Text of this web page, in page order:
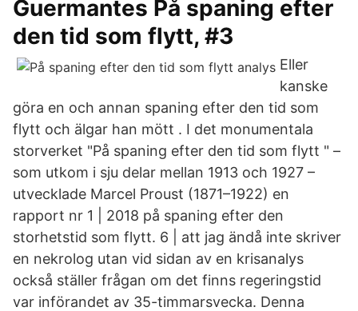
Guermantes På spaning efter
den tid som flytt, #3
Eller
kanske
göra en och annan spaning efter den tid som
flytt och älgar han mött . I det monumentala
storverket "På spaning efter den tid som flytt " –
som utkom i sju delar mellan 1913 och 1927 –
utvecklade Marcel Proust (1871–1922) en
rapport nr 1 | 2018 på spaning efter den
storhetstid som flytt. 6 | att jag ändå inte skriver
en nekrolog utan vid sidan av en krisanalys
också ställer frågan om det finns regeringstid
var införandet av 35-timmarsvecka. Denna